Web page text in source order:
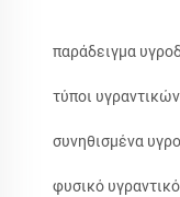
παράδειγμα
τύποι υγραντικών
συνηθισμένα
φυσικό υγραντικό